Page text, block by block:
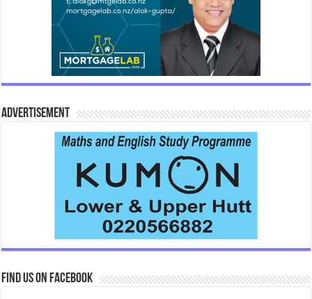
Advertisement
Find us on Facebook